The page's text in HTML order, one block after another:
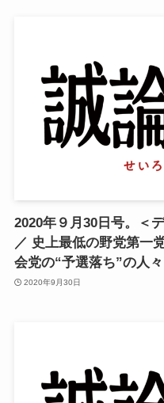
2020年９月30日号。＜
／ 史上最低の野党第
会党の“予選落ち”の人
2020年9月30日